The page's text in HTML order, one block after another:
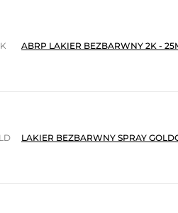
ABRP LAKIER BEZBARWNY 2K -
LAKIER BEZBARWNY SPRAY